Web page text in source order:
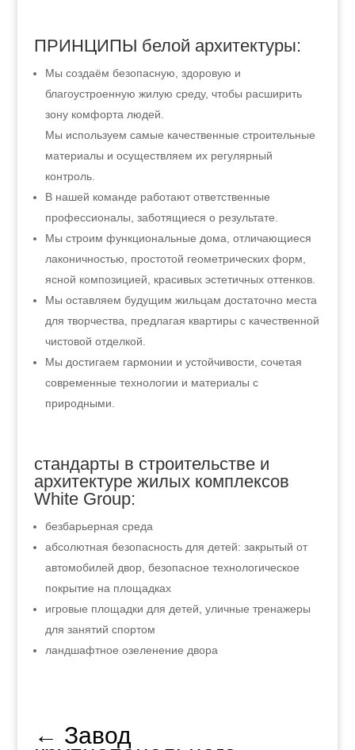
ПРИНЦИПЫ белой архитектуры:
Мы создаём безопасную, здоровую и
благоустроенную жилую среду, чтобы расширить
зону комфорта людей.
Мы используем самые качественные строительные
материалы и осуществляем их регулярный
контроль.
В нашей команде работают ответственные
профессионалы, заботящиеся о результате.
Мы строим функциональные дома, отличающиеся
лаконичностью, простотой геометрических форм,
ясной композицией, красивых эстетичных оттенков.
Мы оставляем будущим жильцам достаточно места
для творчества, предлагая квартиры с качественной
чистовой отделкой.
Мы достигаем гармонии и устойчивости, сочетая
современные технологии и материалы с
природными.
стандарты в строительстве и
архитектуре жилых комплексов
White Group:
безбарьерная среда
абсолютная безопасность для детей: закрытый от
автомобилей двор, безопасное технологическое
покрытие на площадках
игровые площадки для детей, уличные тренажеры
для занятий спортом
ландшафтное озеленение двора
← Завод